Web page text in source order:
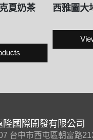
夏奶茶
西雅圖大
隆國際開發有限公司
台中市西屯區朝富路